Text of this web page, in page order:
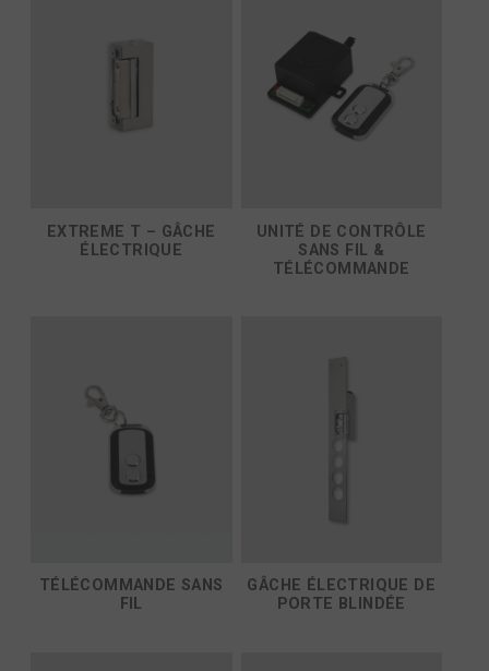
EXTREME T – GÂCHE
ÉLECTRIQUE
UNITÉ DE CONTRÔLE
SANS FIL &
TÉLÉCOMMANDE
TÉLÉCOMMANDE SANS
FIL
GÂCHE ÉLECTRIQUE DE
PORTE BLINDÉE